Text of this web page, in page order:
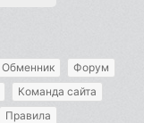
Обменник
Форум
Команда сайта
Правила